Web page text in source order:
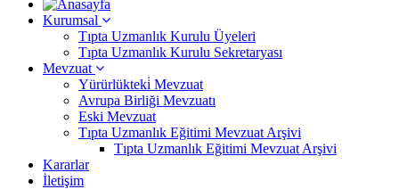
Kurumsal
Tıpta Uzmanlık Kurulu Üyeleri
Tıpta Uzmanlık Kurulu Sekretaryası
Mevzuat
Yürürlükteki̇ Mevzuat
Avrupa Birliği Mevzuatı
Eski Mevzuat
Tıpta Uzmanlık Eğitimi Mevzuat Arşivi
Tıpta Uzmanlık Eğitimi Mevzuat Arşivi
Kararlar
İletişim